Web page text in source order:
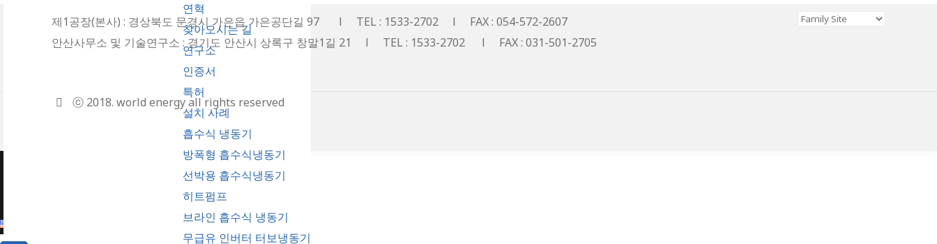
연혁
찾아오시는 길
연구소
인증서
특허
설치 사례
흡수식 냉동기
방폭형 흡수식냉동기
선박용 흡수식냉동기
히트펌프
브라인 흡수식 냉동기
무급유 인버터 터보냉동기
제1공장(본사) : 경상북도 문경시 가은읍 가은공단길 97 l TEL : 1533-2702 l FAX : 054-572-2607
안산사무소 및 기술연구소 : 경기도 안산시 상록구 창말1길 21 l TEL : 1533-2702 l FAX : 031-501-2705
ⓒ 2018. world energy all rights reserved